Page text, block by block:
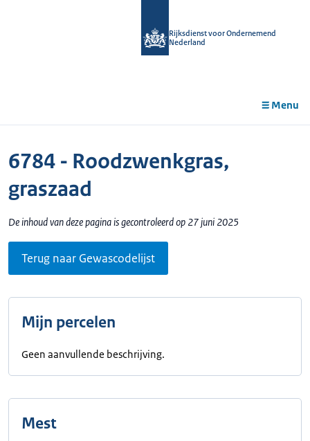
Rijksdienst voor Ondernemend
Nederland
Menu
6784 - Roodzwenkgras,
graszaad
De inhoud van deze pagina is gecontroleerd op 27 juni 2025
Terug naar Gewascodelijst
Mijn percelen
Geen aanvullende beschrijving.
Mest